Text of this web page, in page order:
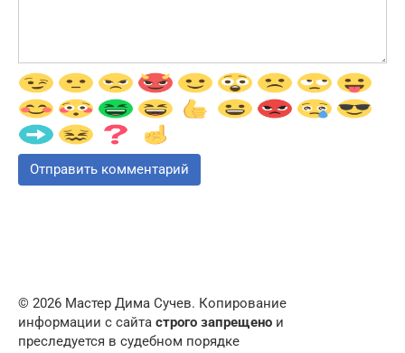
© 2026 Мастер Дима Сучев. Копирование
информации с сайта строго запрещено и
преследуется в судебном порядке